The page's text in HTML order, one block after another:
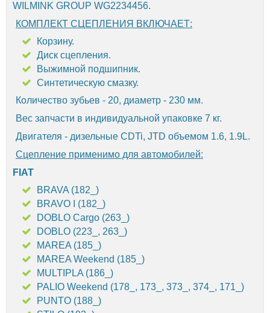
WILMINK GROUP WG2234456.
КОМПЛЕКТ СЦЕПЛЕНИЯ ВКЛЮЧАЕТ:
Корзину.
Диск сцепления.
Выжимной подшипник.
Синтетическую смазку.
Количество зубьев - 20, диаметр - 230 мм.
Вес запчасти в индивидуальной упаковке 7 кг.
Двигателя - дизельные CDTi, JTD объемом 1.6, 1.9L.
Сцепление применимо для автомобилей:
FIAT
BRAVA (182_)
BRAVO I (182_)
DOBLO Cargo (263_)
DOBLO (223_, 263_)
MAREA (185_)
MAREA Weekend (185_)
MULTIPLA (186_)
PALIO Weekend (178_, 173_, 373_, 374_, 171_)
PUNTO (188_)